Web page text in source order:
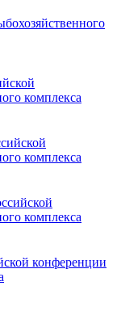
комплекса
комплекса
комплекса
конференции